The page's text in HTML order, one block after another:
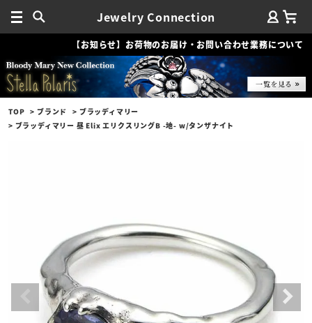
Jewelry Connection
【お知らせ】お荷物のお届け・お問い合わせ業務について
TOP ブランド
ブラッディマリー
ブラッディマリー 昼 Elix エリクスリングB -地- w/タンザナイト